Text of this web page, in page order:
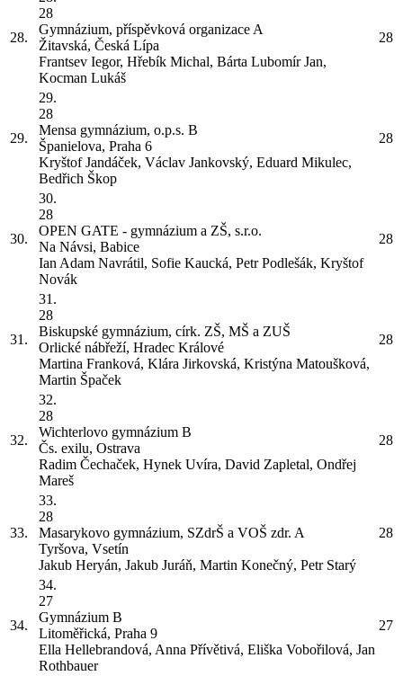
28.
28
Gymnázium, příspěvková organizace A
Žitavská, Česká Lípa
Frantsev Iegor, Hřebík Michal, Bárta Lubomír Jan,
Kocman Lukáš
28
29.
29.
28
Mensa gymnázium, o.p.s. B
Španielova, Praha 6
Kryštof Jandáček, Václav Jankovský, Eduard Mikulec,
Bedřich Škop
28
30.
30.
28
OPEN GATE - gymnázium a ZŠ, s.r.o.
Na Návsi, Babice
Ian Adam Navrátil, Sofie Kaucká, Petr Podlešák, Kryštof
Novák
28
31.
31.
28
Biskupské gymnázium, círk. ZŠ, MŠ a ZUŠ
Orlické nábřeží, Hradec Králové
Martina Franková, Klára Jirkovská, Kristýna Matoušková,
Martin Špaček
28
32.
32.
28
Wichterlovo gymnázium B
Čs. exilu, Ostrava
Radim Čechaček, Hynek Uvíra, David Zapletal, Ondřej
Mareš
28
33.
33.
28
Masarykovo gymnázium, SZdrŠ a VOŠ zdr. A
Tyršova, Vsetín
Jakub Heryán, Jakub Juráň, Martin Konečný, Petr Starý
28
34.
34.
27
Gymnázium B
Litoměřická, Praha 9
Ella Hellebrandová, Anna Přívětivá, Eliška Vobořilová, Jan
Rothbauer
27